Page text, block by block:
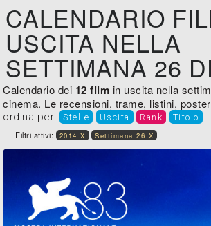
CALENDARIO
USCITA NELLA
SETTIMANA 26
Calendario dei 12 film in uscita nella
cinema. Le recensioni, trame, listini,
ordina per: Stelle Uscita Rank Titolo
Filtri attivi: 2014 X Settimana 26 X